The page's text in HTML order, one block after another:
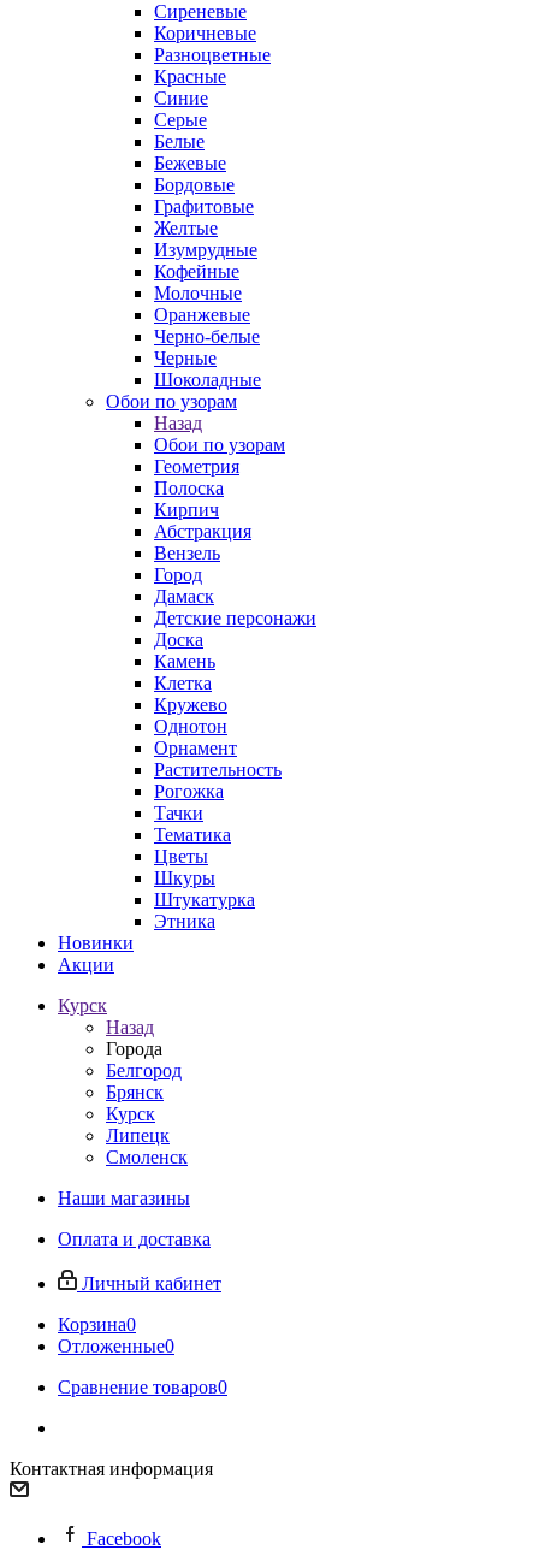
Сиреневые
Коричневые
Разноцветные
Красные
Синие
Серые
Белые
Бежевые
Бордовые
Графитовые
Желтые
Изумрудные
Кофейные
Молочные
Оранжевые
Черно-белые
Черные
Шоколадные
Обои по узорам
Назад
Обои по узорам
Геометрия
Полоска
Кирпич
Абстракция
Вензель
Город
Дамаск
Детские персонажи
Доска
Камень
Клетка
Кружево
Однотон
Орнамент
Растительность
Рогожка
Тачки
Тематика
Цветы
Шкуры
Штукатурка
Этника
Новинки
Акции
Курск
Назад
Города
Белгород
Брянск
Курск
Липецк
Смоленск
Наши магазины
Оплата и доставка
Личный кабинет
Корзина0
Отложенные0
Сравнение товаров0
Контактная информация
Facebook